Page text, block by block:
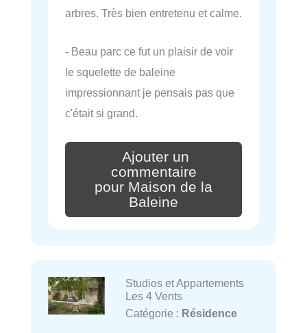
arbres. Très bien entretenu et calme.
- Beau parc ce fut un plaisir de voir
le squelette de baleine
impressionnant je pensais pas que
c'était si grand.
Ajouter un
commentaire
pour Maison de la
Baleine
Studios et Appartements
Les 4 Vents
Catégorie : Résidence